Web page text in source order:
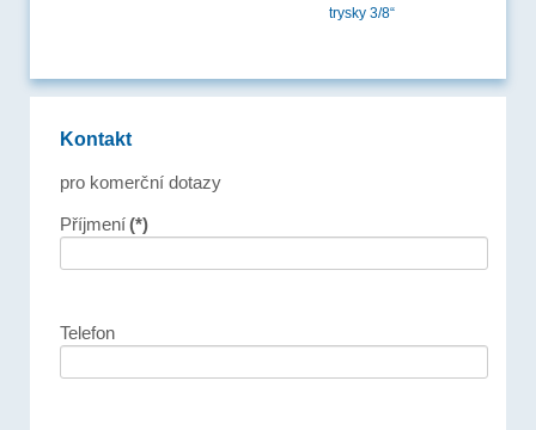
trysky 3/8“
Kontakt
pro komerční dotazy
Příjmení(*)
Telefon